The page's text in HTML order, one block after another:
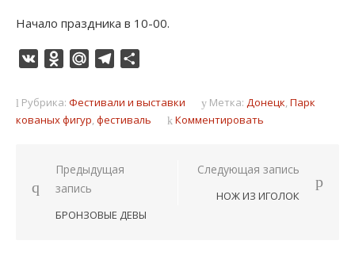
Начало праздника в 10-00.
VK Odnoklassniki
Mail.RuTelegram
Рубрика: Фестивали и выставки Метка: Донецк,Парк
кованых фигур,фестиваль Комментировать
Навигация
по
записям
Предыдущая
запись
БРОНЗОВЫЕ ДЕВЫ
Следующая запись
НОЖ ИЗ ИГОЛОК